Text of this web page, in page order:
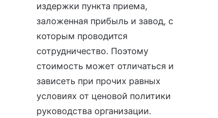
издержки пункта приема,
заложенная прибыль и завод, с
которым проводится
сотрудничество. Поэтому
стоимость может отличаться и
зависеть при прочих равных
условиях от ценовой политики
руководства организации.